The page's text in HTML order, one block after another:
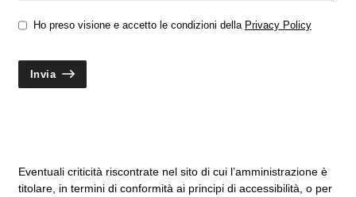
Ho preso visione e accetto le condizioni della Privacy Policy
Invia
Eventuali criticità riscontrate nel sito di cui l’amministrazione è
titolare, in termini di conformità ai principi di accessibilità, o per